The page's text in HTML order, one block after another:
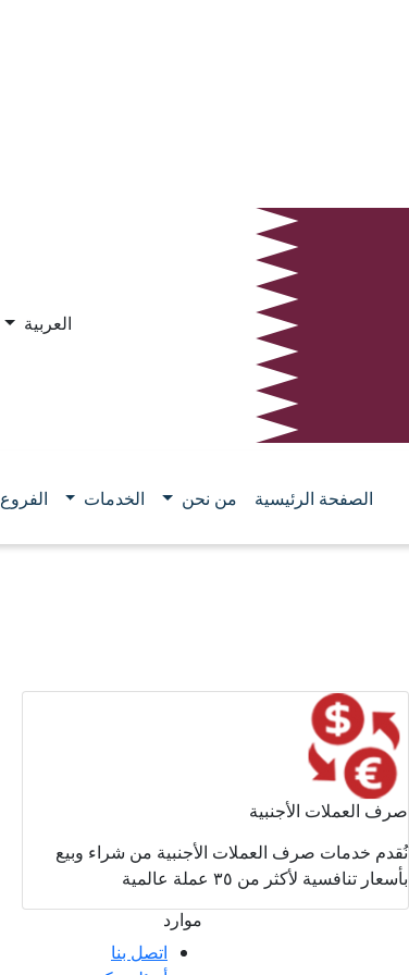
العربية
الصفحة الرئيسية من نحن الخدمات الفروع
صرف العملات الأجنبية
نُقدم خدمات صرف العملات الأجنبية من شراء وبيع
بأسعار تنافسية لأكثر من ٣٥ عملة عالمية
موارد
اتصل بنا